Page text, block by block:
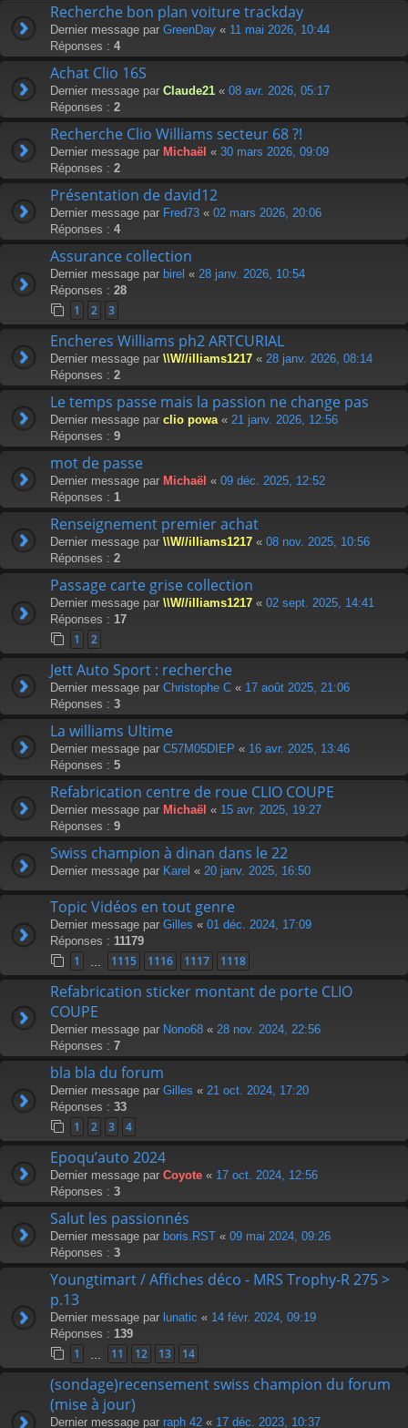
Recherche bon plan voiture trackday
Dernier message par GreenDay « 11 mai 2026, 10:44
Réponses : 4
Achat Clio 16S
Dernier message par Claude21 « 08 avr. 2026, 05:17
Réponses : 2
Recherche Clio Williams secteur 68 ?!
Dernier message par Michaël « 30 mars 2026, 09:09
Réponses : 2
Présentation de david12
Dernier message par Fred73 « 02 mars 2026, 20:06
Réponses : 4
Assurance collection
Dernier message par birel « 28 janv. 2026, 10:54
Réponses : 28
1 2 3
Encheres Williams ph2 ARTCURIAL
Dernier message par \\W//illiams1217 « 28 janv. 2026, 08:14
Réponses : 2
Le temps passe mais la passion ne change pas
Dernier message par clio powa « 21 janv. 2026, 12:56
Réponses : 9
mot de passe
Dernier message par Michaël « 09 déc. 2025, 12:52
Réponses : 1
Renseignement premier achat
Dernier message par \\W//illiams1217 « 08 nov. 2025, 10:56
Réponses : 2
Passage carte grise collection
Dernier message par \\W//illiams1217 « 02 sept. 2025, 14:41
Réponses : 17
1 2
Jett Auto Sport : recherche
Dernier message par Christophe C « 17 août 2025, 21:06
Réponses : 3
La williams Ultime
Dernier message par C57M05DIEP « 16 avr. 2025, 13:46
Réponses : 5
Refabrication centre de roue CLIO COUPE
Dernier message par Michaël « 15 avr. 2025, 19:27
Réponses : 9
Swiss champion à dinan dans le 22
Dernier message par Karel « 20 janv. 2025, 16:50
Topic Vidéos en tout genre
Dernier message par Gilles « 01 déc. 2024, 17:09
Réponses : 11179
1 1115 1116 1117 1118
Refabrication sticker montant de porte CLIO
COUPE
Dernier message par Nono68 « 28 nov. 2024, 22:56
Réponses : 7
bla bla du forum
Dernier message par Gilles « 21 oct. 2024, 17:20
Réponses : 33
1 2 3 4
Epoqu’auto 2024
Dernier message par Coyote « 17 oct. 2024, 12:56
Réponses : 3
Salut les passionnés
Dernier message par boris.RST « 09 mai 2024, 09:26
Réponses : 3
Youngtimart / Affiches déco - MRS Trophy-R 275 >
p.13
Dernier message par lunatic « 14 févr. 2024, 09:19
Réponses : 139
1 11 12 13 14
(sondage)recensement swiss champion du forum
(mise à jour)
Dernier message par raph 42 « 17 déc. 2023, 10:37